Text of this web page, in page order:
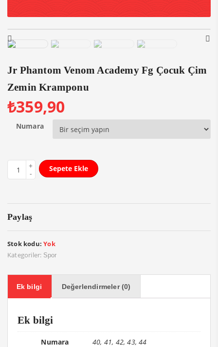
Jr Phantom Venom Academy Fg Çocuk Çim
Zemin Kramponu
₺359,90
Numara
Sepete Ekle
Paylaş
Stok kodu:Yok
Kategoriler: Spor
Ek bilgi Değerlendirmeler (0)
Ek bilgi
Numara 40, 41, 42, 43, 44